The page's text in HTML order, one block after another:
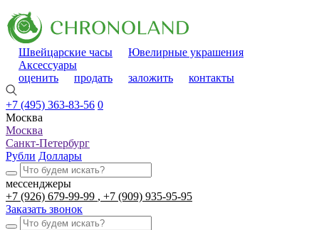
Швейцарские часы
Ювелирные украшения
Аксессуары
оценить
продать заложить контакты
+7 (495) 363-83-56 0
Москва
Москва
Санкт-Петербург
Рубли Доллары
мессенджеры
+7 (926) 679-99-99
+7 (909) 935-95-95
Заказать звонок